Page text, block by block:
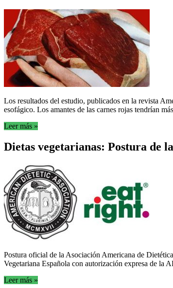
Los resultados del estudio, publicados en la revista
esofágico. Los amantes de las carnes rojas tendrían
Leer más »
Dietas vegetarianas: Postura de
Postura oficial de la Asociación Americana de
Vegetariana Española con autorización expresa de la
Leer más »